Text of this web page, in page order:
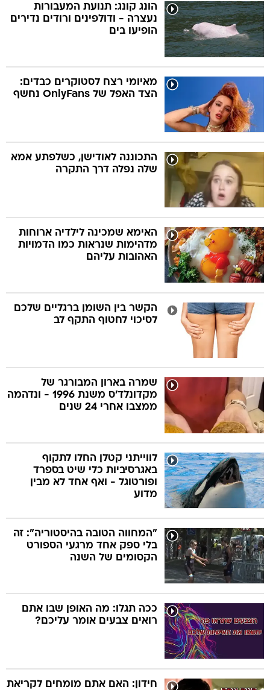
הונג קונג: תנועת המעבורות
נעצרה - ודולפינים ורודים נדירים
הופיעו בים
מאיומי רצח לסטוקרים כבדים:
הצד האפל של OnlyFans נחשף
התכוננה לאודישן, כשלפתע אמא
שלה נפלה דרך התקרה
האימא שמכינה לילדיה ארוחות
מדהימות שנראות כמו הדמויות
האהובות עליהם
הקשר בין השומן ברגליים שלכם
לסיכוי לחטוף התקף לב
שמרה בארון המבורגר של
מקדונלד'ס משנת 1996 - ונדהמה
ממצבו אחרי 24 שנים
לווייתני קטלן החלו לתקוף
באגרסיביות כלי שיט בספרד
ופורטוגל - ואף אחד לא מבין
מדוע
"המחווה הטובה בהיסטוריה": זה
בלי ספק אחד מרגעי הספורט
הקסומים של השנה
ככה תגלו: מה האופן שבו אתם
רואים צבעים אומר עליכם?
חידון: האם אתם מומחים לקריאת